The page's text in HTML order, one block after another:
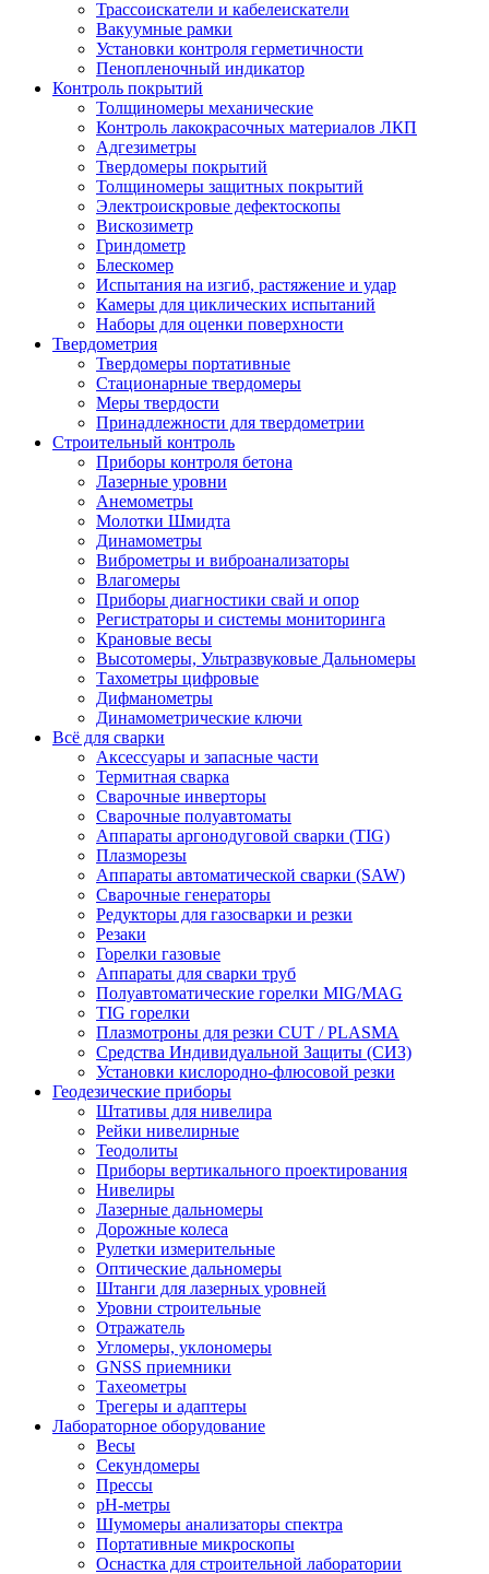
Трассоискатели и кабелеискатели
Вакуумные рамки
Установки контроля герметичности
Пенопленочный индикатор
Контроль покрытий
Толщиномеры механические
Контроль лакокрасочных материалов ЛКП
Адгезиметры
Твердомеры покрытий
Толщиномеры защитных покрытий
Электроискровые дефектоскопы
Вискозиметр
Гриндометр
Блескомер
Испытания на изгиб, растяжение и удар
Камеры для циклических испытаний
Наборы для оценки поверхности
Твердометрия
Твердомеры портативные
Стационарные твердомеры
Меры твердости
Принадлежности для твердометрии
Строительный контроль
Приборы контроля бетона
Лазерные уровни
Анемометры
Молотки Шмидта
Динамометры
Виброметры и виброанализаторы
Влагомеры
Приборы диагностики свай и опор
Регистраторы и системы мониторинга
Крановые весы
Высотомеры, Ультразвуковые Дальномеры
Тахометры цифровые
Дифманометры
Динамометрические ключи
Всё для сварки
Аксессуары и запасные части
Термитная сварка
Сварочные инверторы
Сварочные полуавтоматы
Аппараты аргонодуговой сварки (TIG)
Плазморезы
Аппараты автоматической сварки (SAW)
Сварочные генераторы
Редукторы для газосварки и резки
Резаки
Горелки газовые
Аппараты для сварки труб
Полуавтоматические горелки MIG/MAG
TIG горелки
Плазмотроны для резки CUT / PLASMA
Средства Индивидуальной Защиты (СИЗ)
Установки кислородно-флюсовой резки
Геодезические приборы
Штативы для нивелира
Рейки нивелирные
Теодолиты
Приборы вертикального проектирования
Нивелиры
Лазерные дальномеры
Дорожные колеса
Рулетки измерительные
Оптические дальномеры
Штанги для лазерных уровней
Уровни строительные
Отражатель
Угломеры, уклономеры
GNSS приемники
Тахеометры
Трегеры и адаптеры
Лабораторное оборудование
Весы
Секундомеры
Прессы
pH-метры
Шумомеры анализаторы спектра
Портативные микроскопы
Оснастка для строительной лаборатории